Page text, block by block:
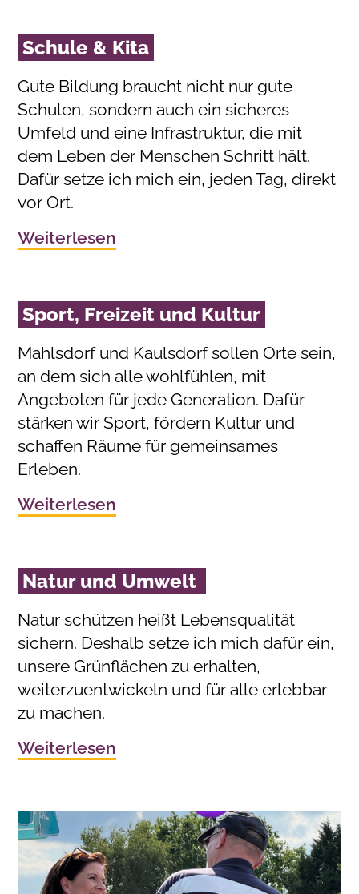
Schule & Kita
Gute Bildung braucht nicht nur gute
Schulen, sondern auch ein sicheres
Umfeld und eine Infrastruktur, die mit
dem Leben der Menschen Schritt hält.
Dafür setze ich mich ein, jeden Tag, direkt
vor Ort.
Weiterlesen
Sport, Freizeit und Kultur
Mahlsdorf und Kaulsdorf sollen Orte sein,
an dem sich alle wohlfühlen, mit
Angeboten für jede Generation. Dafür
stärken wir Sport, fördern Kultur und
schaffen Räume für gemeinsames
Erleben.
Weiterlesen
Natur und Umwelt
Natur schützen heißt Lebensqualität
sichern. Deshalb setze ich mich dafür ein,
unsere Grünflächen zu erhalten,
weiterzuentwickeln und für alle erlebbar
zu machen.
Weiterlesen